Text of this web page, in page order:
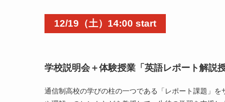
12/19 （土）14:00 start
学校説明会＋体験授業「英語レポート解説
通信制高校の学びの柱の一つである「レポート課題」